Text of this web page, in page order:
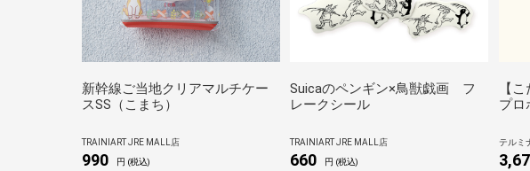
新幹線ご当地クリアマルチケー
スSS（こまち）
TRAINIART JRE MALL店
990 円 (税込)
Suicaのペンギン×鳥獣戯画 フ
レークシール
TRAINIART JRE MALL店
660 円 (税込)
【
プロ
テルミ